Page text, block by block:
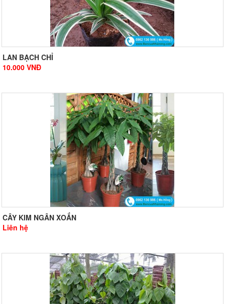
LAN BẠCH CHỈ
10.000 VNĐ
CÂY KIM NGÂN XOẮN
Liên hệ